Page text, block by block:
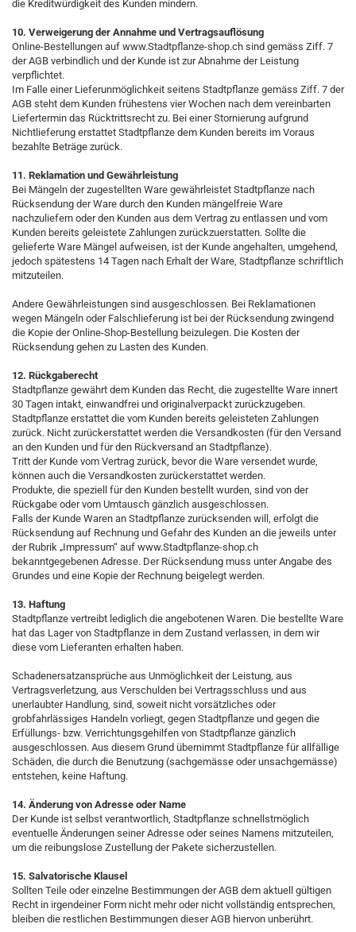
die Kreditwürdigkeit des Kunden mindern.
10. Verweigerung der Annahme und Vertragsauflösung
Online-Bestellungen auf www.Stadtpflanze-shop.ch sind gemäss Ziff. 7
der AGB verbindlich und der Kunde ist zur Abnahme der Leistung
verpflichtet.
Im Falle einer Lieferunmöglichkeit seitens Stadtpflanze gemäss Ziff. 7 der
AGB steht dem Kunden frühestens vier Wochen nach dem vereinbarten
Liefertermin das Rücktrittsrecht zu. Bei einer Stornierung aufgrund
Nichtlieferung erstattet Stadtpflanze dem Kunden bereits im Voraus
bezahlte Beträge zurück.
11. Reklamation und Gewährleistung
Bei Mängeln der zugestellten Ware gewährleistet Stadtpflanze nach
Rücksendung der Ware durch den Kunden mängelfreie Ware
nachzuliefern oder den Kunden aus dem Vertrag zu entlassen und vom
Kunden bereits geleistete Zahlungen zurückzuerstatten. Sollte die
gelieferte Ware Mängel aufweisen, ist der Kunde angehalten, umgehend,
jedoch spätestens 14 Tagen nach Erhalt der Ware, Stadtpflanze schriftlich
mitzuteilen.
Andere Gewährleistungen sind ausgeschlossen. Bei Reklamationen
wegen Mängeln oder Falschlieferung ist bei der Rücksendung zwingend
die Kopie der Online-Shop-Bestellung beizulegen. Die Kosten der
Rücksendung gehen zu Lasten des Kunden.
12. Rückgaberecht
Stadtpflanze gewährt dem Kunden das Recht, die zugestellte Ware innert
30 Tagen intakt, einwandfrei und originalverpackt zurückzugeben.
Stadtpflanze erstattet die vom Kunden bereits geleisteten Zahlungen
zurück. Nicht zurückerstattet werden die Versandkosten (für den Versand
an den Kunden und für den Rückversand an Stadtpflanze).
Tritt der Kunde vom Vertrag zurück, bevor die Ware versendet wurde,
können auch die Versandkosten zurückerstattet werden.
Produkte, die speziell für den Kunden bestellt wurden, sind von der
Rückgabe oder vom Umtausch gänzlich ausgeschlossen.
Falls der Kunde Waren an Stadtpflanze zurücksenden will, erfolgt die
Rücksendung auf Rechnung und Gefahr des Kunden an die jeweils unter
der Rubrik „Impressum“ auf www.Stadtpflanze-shop.ch
bekanntgegebenen Adresse. Der Rücksendung muss unter Angabe des
Grundes und eine Kopie der Rechnung beigelegt werden.
13. Haftung
Stadtpflanze vertreibt lediglich die angebotenen Waren. Die bestellte Ware
hat das Lager von Stadtpflanze in dem Zustand verlassen, in dem wir
diese vom Lieferanten erhalten haben.
Schadenersatzansprüche aus Unmöglichkeit der Leistung, aus
Vertragsverletzung, aus Verschulden bei Vertragsschluss und aus
unerlaubter Handlung, sind, soweit nicht vorsätzliches oder
grobfahrlässiges Handeln vorliegt, gegen Stadtpflanze und gegen die
Erfüllungs- bzw. Verrichtungsgehilfen von Stadtpflanze gänzlich
ausgeschlossen. Aus diesem Grund übernimmt Stadtpflanze für allfällige
Schäden, die durch die Benutzung (sachgemässe oder unsachgemässe)
entstehen, keine Haftung.
14. Änderung von Adresse oder Name
Der Kunde ist selbst verantwortlich, Stadtpflanze schnellstmöglich
eventuelle Änderungen seiner Adresse oder seines Namens mitzuteilen,
um die reibungslose Zustellung der Pakete sicherzustellen.
15. Salvatorische Klausel
Sollten Teile oder einzelne Bestimmungen der AGB dem aktuell gültigen
Recht in irgendeiner Form nicht mehr oder nicht vollständig entsprechen,
bleiben die restlichen Bestimmungen dieser AGB hiervon unberührt.